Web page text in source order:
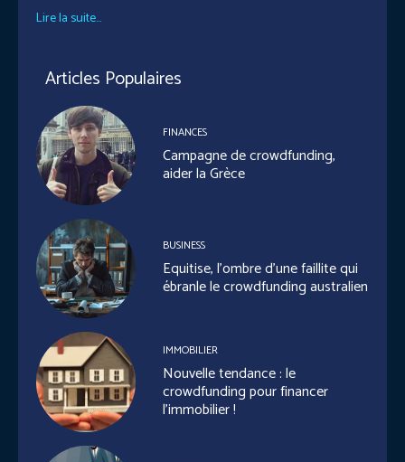
Lire la suite...
Articles Populaires
FINANCES
Campagne de crowdfunding,
aider la Grèce
BUSINESS
Equitise, l’ombre d’une faillite qui
ébranle le crowdfunding australien
IMMOBILIER
Nouvelle tendance : le
crowdfunding pour financer
l’immobilier !